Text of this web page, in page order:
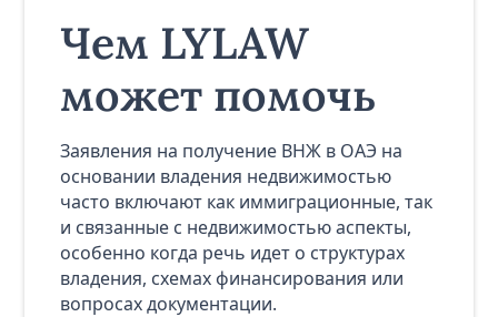
Чем LYLAW
может помочь
Заявления на получение ВНЖ в ОАЭ на
основании владения недвижимостью
часто включают как иммиграционные, так
и связанные с недвижимостью аспекты,
особенно когда речь идет о структурах
владения, схемах финансирования или
вопросах документации.